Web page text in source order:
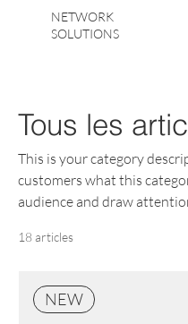
NETWORK
SOLUTIONS
Tous les
This is your category
customers what this
audience and draw
18 articles
NEW